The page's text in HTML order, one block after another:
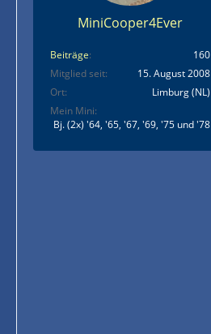
MiniCooper4Ever
Beiträge
160
Mitglied seit
15. August 2008
Ort
Limburg (NL)
Mein Mini
Bj. (2x) '64, '65, '67, '69, '75 und '78